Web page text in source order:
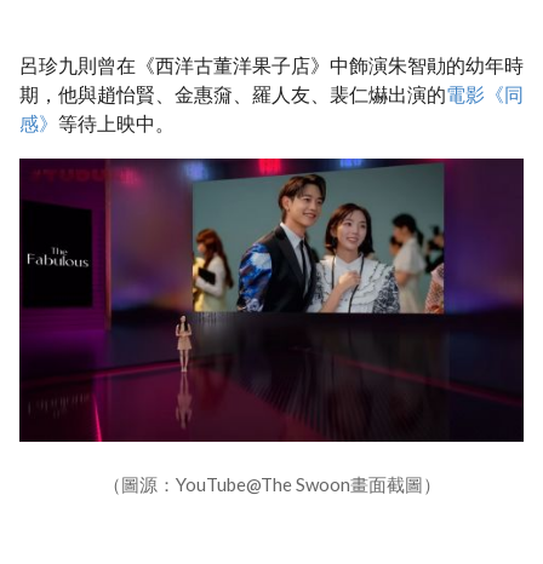
呂珍九則曾在《西洋古董洋果子店》中飾演朱智勛的幼年時
期，他與趙怡賢、金惠奫、羅人友、裴仁爀出演的電影《同
感》 等待上映中。
（圖源：YouTube@The Swoon畫面截圖）